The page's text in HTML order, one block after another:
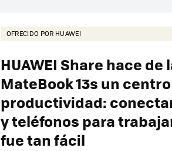
OFRECIDO POR HUAWEI
HUAWEI Share hace de
MateBook 13s un
productividad:
y teléfonos para
fue tan fácil